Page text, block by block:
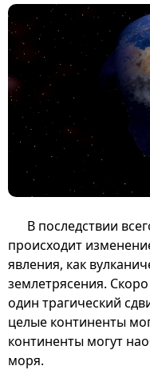
В последствии
происходит
явления, как
землетрясения.
один трагический
целые континенты
континенты могут
моря.